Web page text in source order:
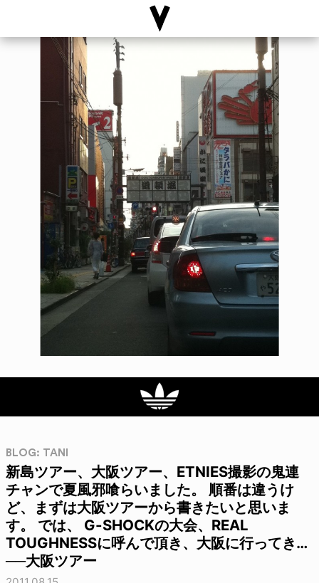
BLOG: TANI
新島ツアー、大阪ツアー、ETNIES撮影の鬼連
チャンで夏風邪喰らいました。 順番は違うけ
ど、まずは大阪ツアーから書きたいと思いま
す。 では、 G-SHOCKの大会、REAL
TOUGHNESSに呼んで頂き、大阪に行ってき…
──大阪ツアー